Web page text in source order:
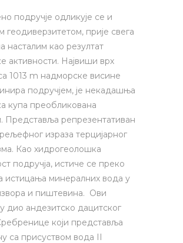
подручје одликује се и
геодиверзитетом, прије свега
насталим као резултат
активности. Највиши врх
1013 m надморске висине
подручјем, је некадашња
купа преобликована
Представља репрезентативан
израза терцијарног
Као хидрогеолошка
подручја, истиче се преко
истицања минералних вода у
и пиштевина. Ови
дио андезитско дацитског
који представља
са присуством вода II